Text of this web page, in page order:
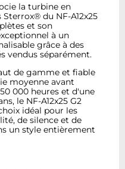
la turbine en
du NF-A12x25
et son
à un
grâce à des
vendus séparément.
de gamme et fiable
moyenne avant
000 heures et d'une
le NF-A12x25 G2
idéal pour les
de silence et de
un style entièrement